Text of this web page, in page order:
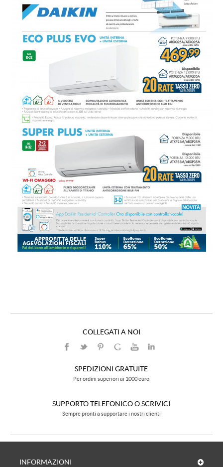
COLLEGATI A NOI
SPEDIZIONI GRATUITE
Per ordini superiori ai 1000 euro
SUPPORTO TELEFONICO O SCRIVICI
Sempre pronti a supportare i nostri clienti
INFORMAZIONI